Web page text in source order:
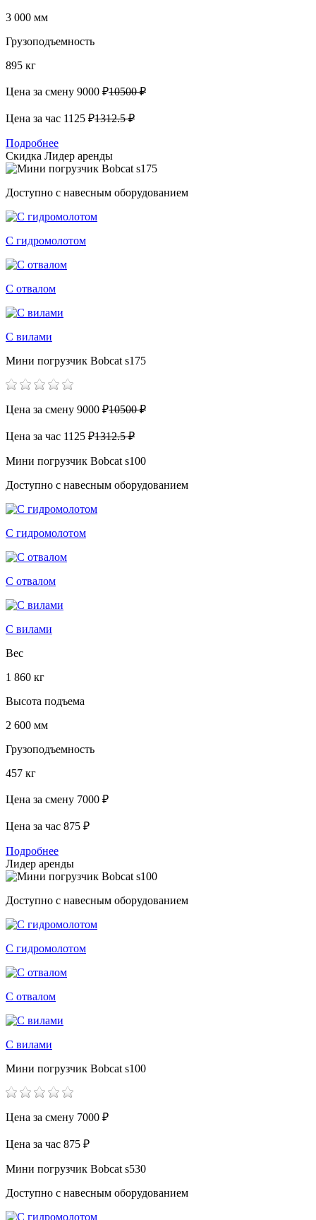
3 000 мм
Грузоподъемность
895 кг
Цена за смену 9000 ₽10500 ₽
Цена за час 1125 ₽1312.5 ₽
Подробнее
Скидка Лидер аренды
Доступно с навесным оборудованием
С гидромолотом
С отвалом
С вилами
Мини погрузчик Bobcat s175
Цена за смену 9000 ₽10500 ₽
Цена за час 1125 ₽1312.5 ₽
Мини погрузчик Bobcat s100
Доступно с навесным оборудованием
С гидромолотом
С отвалом
С вилами
Вес
1 860 кг
Высота подъема
2 600 мм
Грузоподъемность
457 кг
Цена за смену 7000 ₽
Цена за час 875 ₽
Подробнее
Лидер аренды
Доступно с навесным оборудованием
С гидромолотом
С отвалом
С вилами
Мини погрузчик Bobcat s100
Цена за смену 7000 ₽
Цена за час 875 ₽
Мини погрузчик Bobcat s530
Доступно с навесным оборудованием